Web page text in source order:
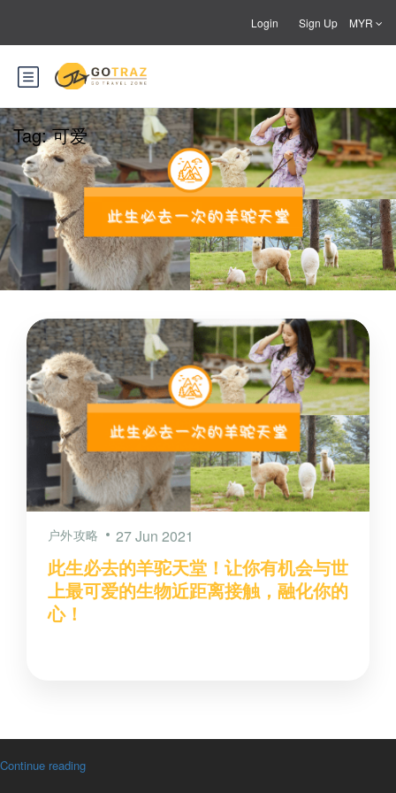
Login Sign Up MYR
Tag:可爱
户外攻略 27 Jun 2021
此生必去的羊驼天堂！让你有机会与世
上最可爱的生物近距离接触，融化你的
心！
Continue reading